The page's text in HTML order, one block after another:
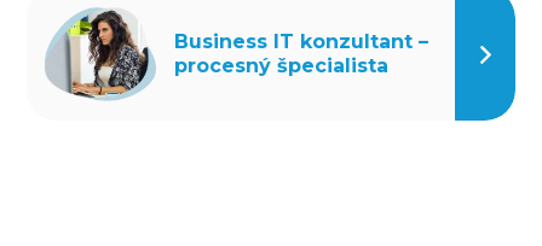
Business IT konzultant –
procesný špecialista